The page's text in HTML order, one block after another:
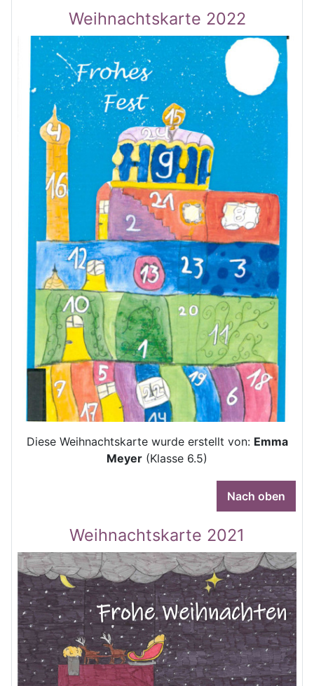
Weihnachtskarte 2022
Diese Weihnachtskarte wurde erstellt von: Emma
Meyer (Klasse 6.5)
Nach oben
Weihnachtskarte 2021